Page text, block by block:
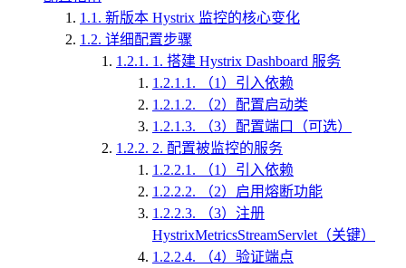
1.1. 新版本 Hystrix 监控的核心变化
1.2. 详细配置步骤
1.2.1. 1. 搭建 Hystrix Dashboard 服务
1.2.1.1.
（1）引入依赖
1.2.1.2.
（2）配置启动类
1.2.1.3.
（3）配置端口（可选）
1.2.2. 2. 配置被监控的服务
1.2.2.1.
（1）引入依赖
1.2.2.2.
（2）启用熔断功能
1.2.2.3.
（3）注册
HystrixMetricsStreamServlet（关键）
1.2.2.4.
（4）验证端点